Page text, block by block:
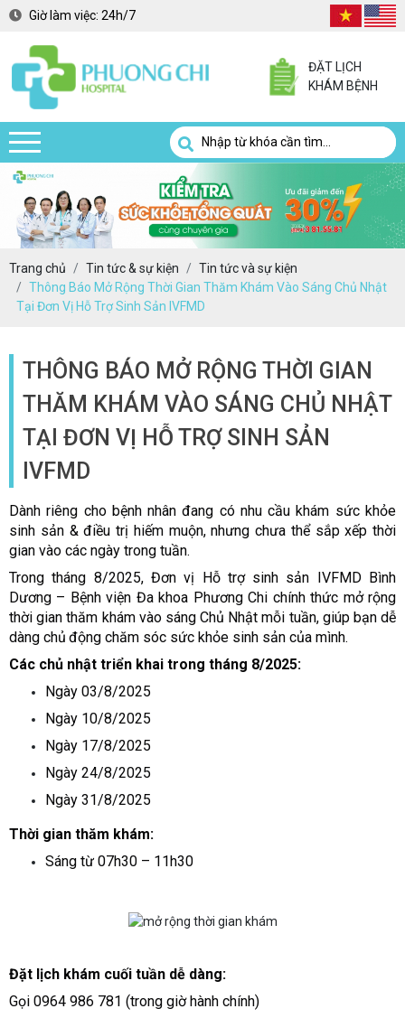
Giờ làm việc: 24h/7
ĐẶT LỊCH
KHÁM BỆNH
Trang chủ Tin tức & sự kiện
Tin tức và sự kiện
Thông Báo Mở Rộng Thời Gian Thăm Khám Vào Sáng Chủ Nhật
Tại Đơn Vị Hỗ Trợ Sinh Sản IVFMD
THÔNG BÁO MỞ RỘNG THỜI GIAN
THĂM KHÁM VÀO SÁNG CHỦ NHẬT
TẠI ĐƠN VỊ HỖ TRỢ SINH SẢN
IVFMD
Dành riêng cho bệnh nhânđang có nhu cầu khám sức khỏe
sinh sản &điều trị hiếm muộn, nhưng chưa thểsắp xếp thời
gian vào các ngày trong tuần.
Trong tháng 8/2025, Đơn vị Hỗtrợsinh sản IVFMD Bình
Dương – Bệnh viện Đa khoa Phương Chi chính thức mởrộng
thời gian thăm khám vào sáng Chủ Nhật mỗi tuần, giúp bạn dễ
dàng chủ động chăm sóc sức khỏe sinh sản của mình.
Các chủ nhật triển khai trong tháng 8/2025:
Ngày 03/8/2025
Ngày 10/8/2025
Ngày 17/8/2025
Ngày 24/8/2025
Ngày 31/8/2025
Thời gian thăm khám:
Sáng từ 07h30 – 11h30
Đặt lịch khám cuối tuần dễ dàng:
Gọi 0964 986 781 (trong giờhành chính)